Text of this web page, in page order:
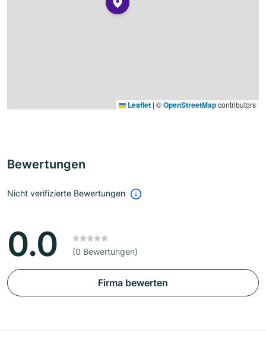
Leaflet | ©OpenStreetMapcontributors
Bewertungen
Nicht verifizierte Bewertungen
0.0 (0 Bewertungen)
Firma bewerten